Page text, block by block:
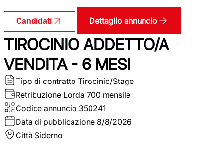
Candidati Dettaglio annuncio
TIROCINIO ADDETTO/A
VENDITA - 6 MESI
Tipo di contratto Tirocinio/Stage
Retribuzione Lorda 700 mensile
Codice annuncio 350241
Data di pubblicazione 8/8/2026
Città Siderno